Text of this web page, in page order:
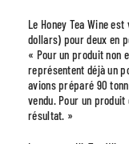
Le Honey Tea Wine est
dollars) pour deux en
« Pour un produit non
représentent déjà un
avions préparé 90
vendu. Pour un produit
résultat. »